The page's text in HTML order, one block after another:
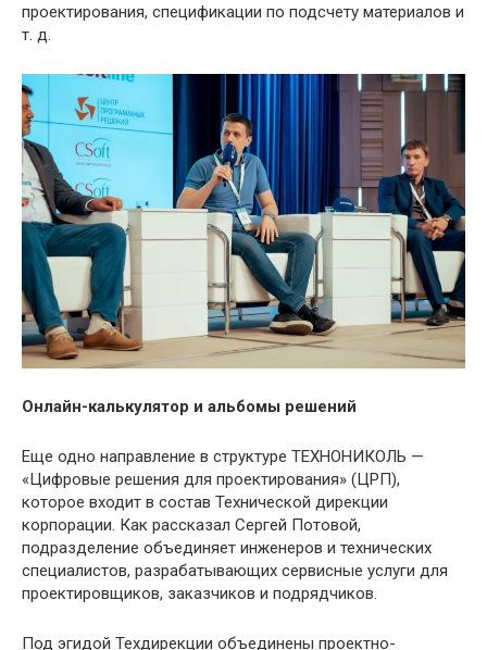
проектирования, спецификации по подсчету материалов и
т. д.
Онлайн-калькулятор и альбомы решений
Еще одно направление в структуре ТЕХНОНИКОЛЬ —
«Цифровые решения для проектирования» (ЦРП),
которое входит в состав Технической дирекции
корпорации. Как рассказал Сергей Потовой,
подразделение объединяет инженеров и технических
специалистов, разрабатывающих сервисные услуги для
проектировщиков, заказчиков и подрядчиков.
Под эгидой Техдирекции объединены проектно-